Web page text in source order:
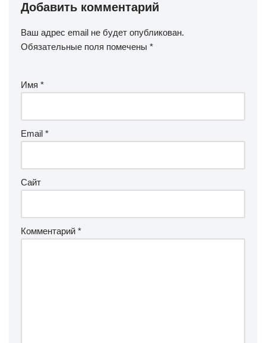
Добавить комментарий
Ваш адрес email не будет опубликован.
Обязательные поля помечены *
Имя *
Email *
Сайт
Комментарий *